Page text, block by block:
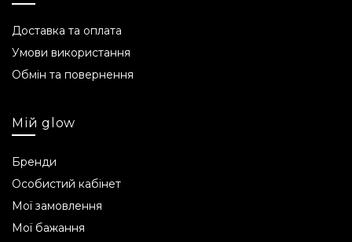
Доставка та оплата
Умови використання
Обмін та повернення
Мій glow
Бренди
Особистий кабінет
Мої замовлення
Мої бажання